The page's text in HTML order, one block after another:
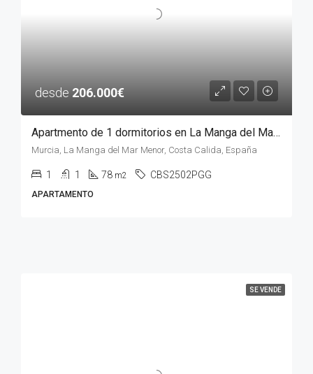
desde 206.000€
Apartmento de 1 dormitorios en La Manga del Mar Menor, MURCIA
Murcia, La Manga del Mar Menor, Costa Calida, España
1 1 78 m2 CBS2502PGG
APARTAMENTO
SE VENDE